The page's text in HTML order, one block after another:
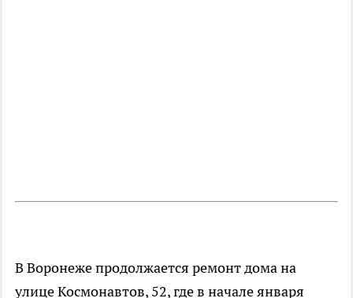
В Воронеже продолжается ремонт дома на
улице Космонавтов, 52, где в начале января